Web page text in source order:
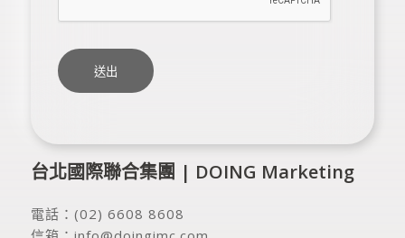
台北國際聯合集團 | DOING Marketing
電話： (02) 6608 8608